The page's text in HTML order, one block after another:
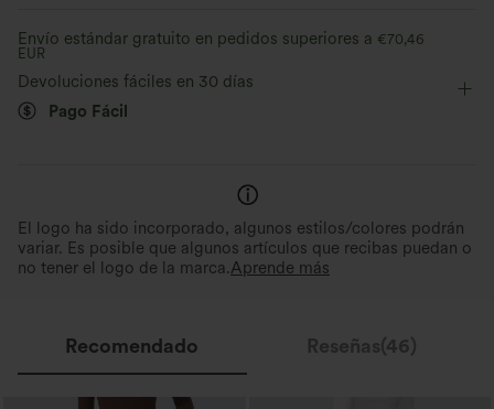
Elástico en 4 direcciones
Envío estándar gratuito en pedidos superiores a €70,46
EUR
Devoluciones fáciles en 30 días
Pago Fácil
El logo ha sido incorporado, algunos estilos/colores podrán
variar. Es posible que algunos artículos que recibas puedan o
no tener el logo de la marca.Aprende más
Recomendado Reseñas(46)